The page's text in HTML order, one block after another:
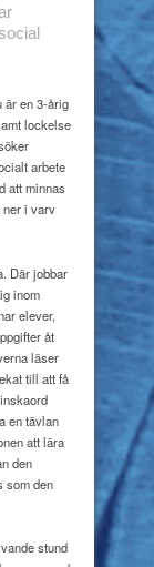
är en 3-årig
lockelse
arbete
att minnas
ner i varv
Där jobbar
inom
elever,
åt
läser
till att få
en tävlan
att lära
den
som den
stund